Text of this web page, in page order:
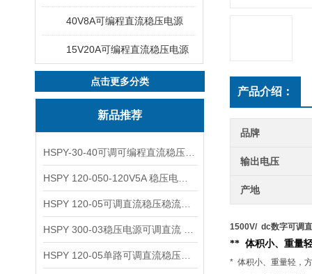
40V8A可编程直流稳压电源
15V20A可编程直流稳压电源
点击更多分类
新品推荐
产品介绍：
品牌
输出电压
产地
1500V/ dc数字可调
** 体积小、重量轻
* 体积小、重量轻，